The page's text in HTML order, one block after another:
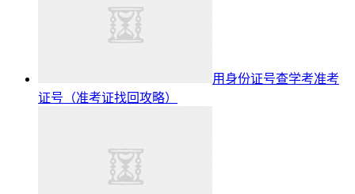
用身份证号查学考准考
证号（准考证找回攻略）